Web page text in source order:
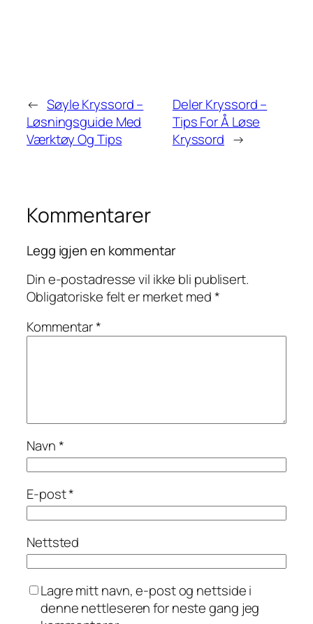
← Søyle Kryssord –
Løsningsguide Med
Værktøy Og Tips
Deler Kryssord –
Tips For Å Løse
Kryssord →
Kommentarer
Legg igjen en kommentar
Din e-postadresse vil ikke bli publisert.
Obligatoriske felt er merket med*
Kommentar*
Navn*
E-post*
Nettsted
Lagre mitt navn, e-post og nettside i
denne nettleseren for neste gang jeg